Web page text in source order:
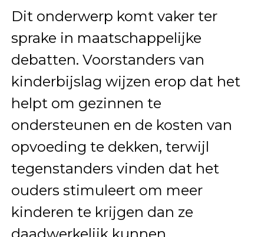
Dit onderwerp komt vaker ter
sprake in maatschappelijke
debatten. Voorstanders van
kinderbijslag wijzen erop dat het
helpt om gezinnen te
ondersteunen en de kosten van
opvoeding te dekken, terwijl
tegenstanders vinden dat het
ouders stimuleert om meer
kinderen te krijgen dan ze